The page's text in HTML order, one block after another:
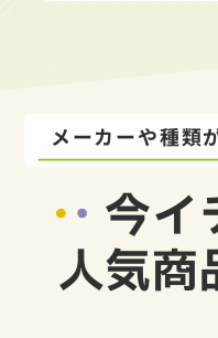
メーカーや種類
今イ
人気商